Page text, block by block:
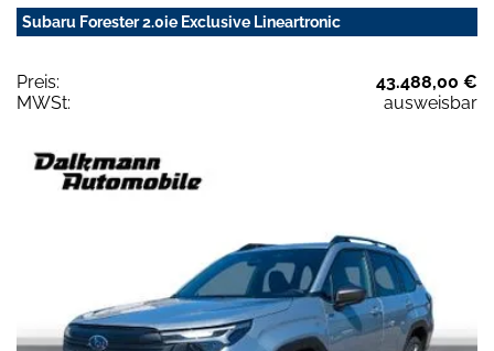
Subaru Forester 2.0ie Exclusive Lineartronic
Preis:
43.488,00 €
MWSt:
ausweisbar